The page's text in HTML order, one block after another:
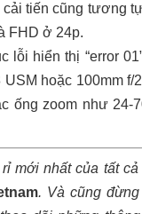
cải tiến cũng tương
FHD ở 24p.
lỗi hiển thị “error
hoặc 100mm f/
ống zoom như 24-
mới nhất của tất cả
. Và cũng